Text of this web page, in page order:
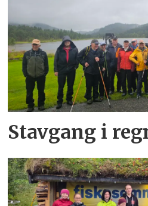
Stavgang i